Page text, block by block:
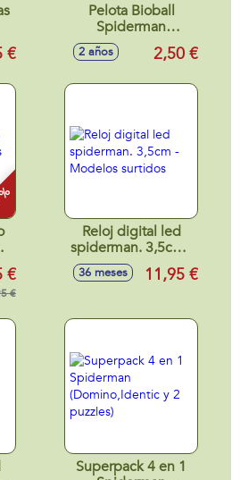
€
Pelota Bioball
Spiderman
Ultimate 140mm
2 años 2,50 €
€
€
Reloj digital led
spiderman. 3,5cm -
Modelos surtidos
36 meses 11,95 €
Superpack 4 en 1